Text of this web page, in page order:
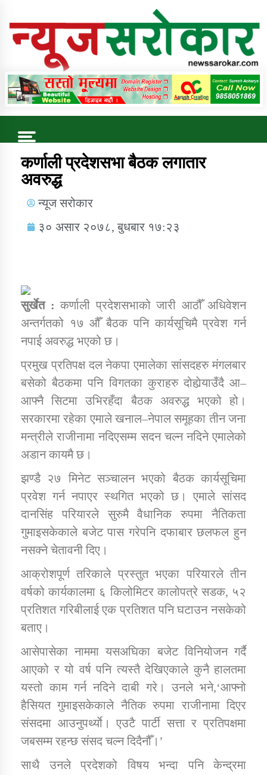
Online News Portal
Trending Now
कुषि बिकास कार्यालय जुम्ला सुचना सन्देश
डिभिजन कार्यालय जुम्लाको सुचना सन्देश
कर्णाली प्रविधि शिक्षालय जुम्लाको सुचना
सामाजिक बिकास कार्यालय जुम्लाकाे सुचना
कार्यक्रम कार्यान्वयन एकाई जुम्लाको सुचना
कर्णाली प्राविधि शिक्षालय जुम्लाको सुचना
कर्णाली प्रदेशसभा बैठक लगातार
अवरुद्ध
न्यूज सरोकार
३० असार २०७८, बुधबार १७:२३
सुर्खेत :कर्णाली प्रदेशसभाको जारी आठौँ अधिवेशन
अन्तर्गतको १७ औँ बैठक पनि कार्यसूचिमै प्रवेश गर्न
नपाई अवरुद्ध भएको छ।
प्रमुख प्रतिपक्ष दल नेकपा एमालेका सांसदहरु मंगलबार
बसेको बैठकमा पनि विगतका कुराहरु दोहाेर्‍याउँदै आ–
आफ्नै सिटमा उभिरहँदा बैठक अवरुद्ध भएको हो।
सरकारमा रहेका एमाले खनाल–नेपाल समूहका तीन जना
मन्त्रीले राजीनामा नदिएसम्म सदन चल्न नदिने एमालेको
अडान कायमै छ।
झण्डै २७ मिनेट सञ्चालन भएको बैठक कार्यसूचिमा
प्रवेश गर्न नपाएर स्थगित भएको छ। एमाले सांसद
दानसिंह परियारले सुरुमै वैधानिक रुपमा नैतिकता
गुमाइसकेकाले बजेट पास गरेपनि दफाबार छलफल हुन
नसक्ने चेतावनी दिए।
आक्रोशपूर्ण तरिकाले प्रस्तुत भएका परियारले तीन
वर्षको कार्यकालमा ६ किलोमिटर कालोपत्रे सडक, ५२
प्रतिशत गरिबीलाई एक प्रतिशत पनि घटाउन नसकेको
बताए।
आसेपासेका नाममा यसअघिका बजेट विनियोजन गर्दै
आएको र यो वर्ष पनि त्यस्तै देखिएकाले कुनै हालतमा
यस्तो काम गर्न नदिने दाबी गरे। उनले भने,‘आफ्नो
हैसियत गुमाइसकेकाले नैतिक रुपमा राजीनामा दिएर
संसदमा आउनुपर्थ्याे। एउटै पार्टी सत्ता र प्रतिपक्षमा
जबसम्म रहन्छ संसद चल्न दिदैनौँ।’
साथै उनले प्रदेशको विषय भन्दा पनि केन्द्रमा